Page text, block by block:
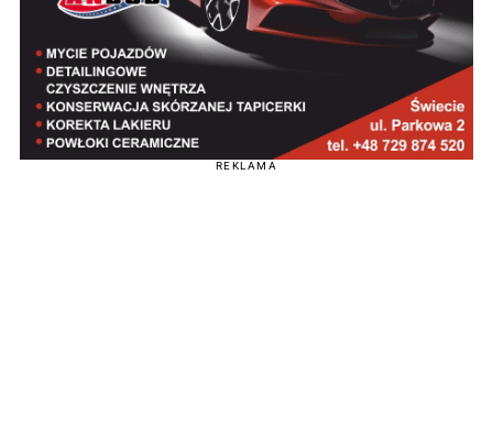
REKLAMA